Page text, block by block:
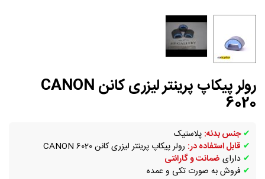
رولر پیکاپ پرینتر لیزری کانن CANON
6020
✔ جنس بدنه: پلاستیک
✔ قابل استفاده در: رولر پیکاپ پرینتر لیزری کانن CANON 6020
✔ دارای ضمانت و گارانتی
✔ فروش به صورت تکی و عمده